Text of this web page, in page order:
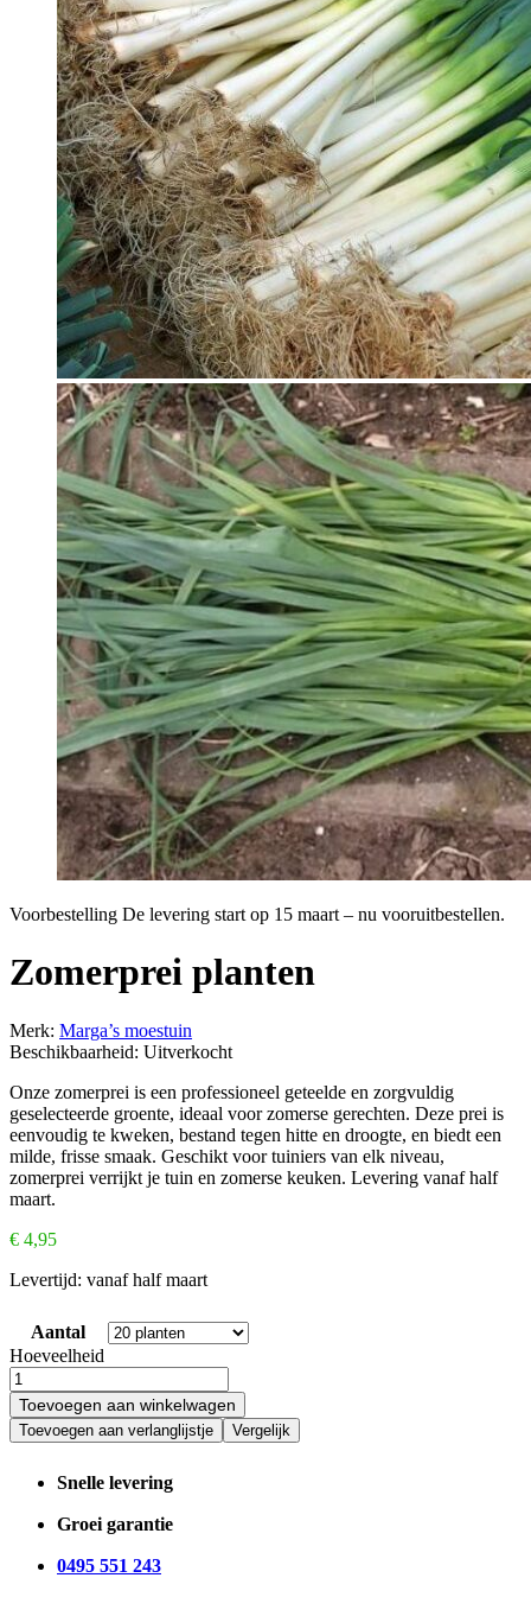
Voorbestelling De levering start op 15 maart – nu vooruitbestellen.
Zomerprei planten
Merk: Marga’s moestuin
Beschikbaarheid: Uitverkocht
Onze zomerprei is een professioneel geteelde en zorgvuldig
geselecteerde groente, ideaal voor zomerse gerechten. Deze prei is
eenvoudig te kweken, bestand tegen hitte en droogte, en biedt een
milde, frisse smaak. Geschikt voor tuiniers van elk niveau,
zomerprei verrijkt je tuin en zomerse keuken. Levering vanaf half
maart.
€ 4,95
Levertijd: vanaf half maart
Aantal
Hoeveelheid
Toevoegen aan winkelwagen
Toevoegen aan verlanglijstje Vergelijk
Snelle levering
Groei garantie
0495 551 243